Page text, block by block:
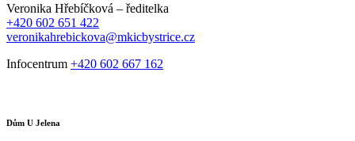
Veronika Hřebíčková – ředitelka
+420 602 651 422
veronikahrebickova@mkicbystrice.cz
Infocentrum +420 602 667 162
Dům U Jelena